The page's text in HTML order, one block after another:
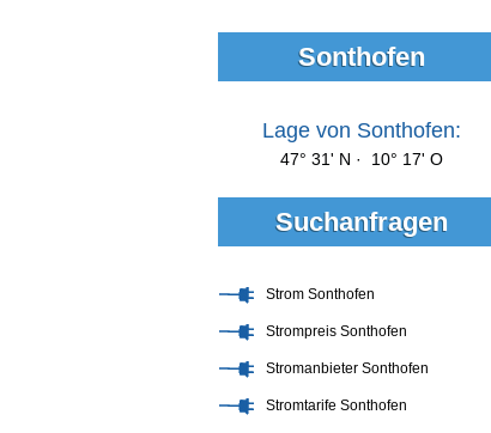
Sonthofen
Lage von Sonthofen:
47° 31' N · 10° 17' O
Suchanfragen
Strom Sonthofen
Strompreis Sonthofen
Stromanbieter Sonthofen
Stromtarife Sonthofen